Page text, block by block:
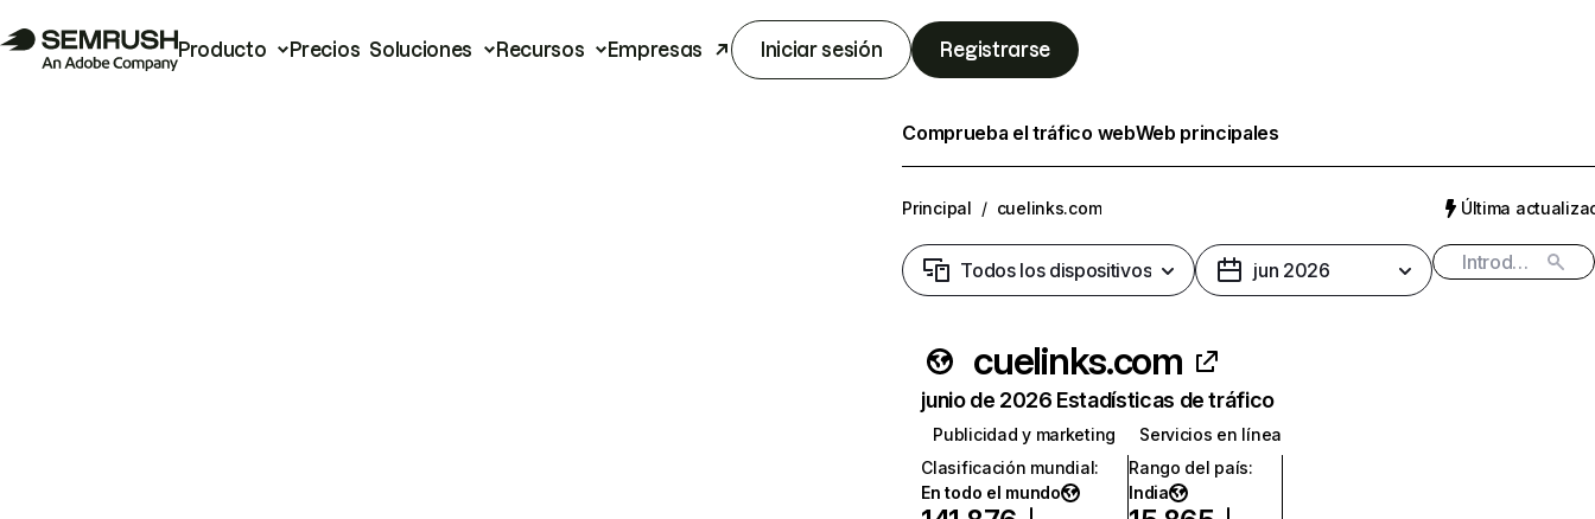
Producto Precios Soluciones Recursos Empresas Iniciar sesión Registrarse
Comprueba el tráfico webWeb principales
Principal / cuelinks.com Última
Todos los dispositivos jun 2026
cuelinks.com
junio de 2026 Estadísticas de tráfico
Publicidad y marketing
Servicios en línea
Clasificación mundial:
En todo el mundo
Rango del país:
India